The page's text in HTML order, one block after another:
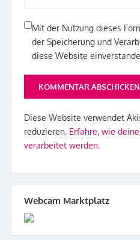
Mit der Nutzung dieses
der Speicherung und
diese Website
Diese Website verwendet
reduzieren. Erfahre, wie
verarbeitet werden.
Webcam Marktplatz